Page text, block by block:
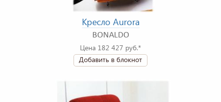
Кресло Aurora
BONALDO
Цена 182 427 руб.*
Добавить в блокнот